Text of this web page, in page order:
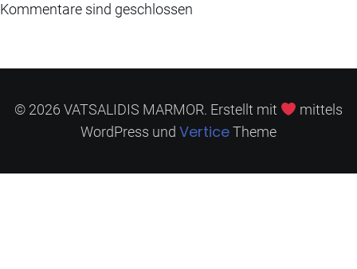
Kommentare sind geschlossen
© 2026 VATSALIDIS MARMOR. Erstellt mit
mittels
WordPress und VerticeTheme